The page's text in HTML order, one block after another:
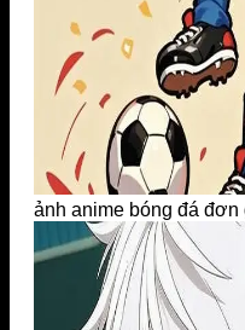
ảnh anime bóng đá đơn